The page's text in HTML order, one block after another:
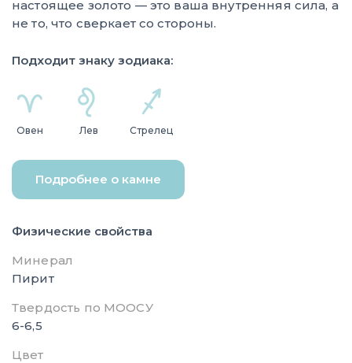
настоящее золото — это ваша внутренняя сила, а
не то, что сверкает со стороны.
Подходит знаку зодиака:
Овен Лев Стрелец
Подробнее о камне
Физические свойства
Минерал
Пирит
Твердость по МООСУ
6-6,5
Цвет